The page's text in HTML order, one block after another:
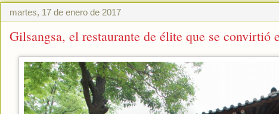
martes, 17 de enero de 2017
Gilsangsa, el restaurante de élite que se convirtió